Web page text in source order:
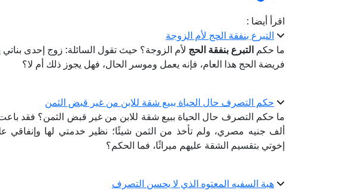
اقرأ أيضا :
التبرع بنفقة الحج لأم الزوجة
ما حكم التبرع بنفقة الحج لأم الزوجة؟ حيث تقول السائلة: زوج إحدى بناتي
فريضة الحج هذا العام، فإنه يعمل وموسر الحال، فهل يجوز ذلك أم لا؟
حكم التصرف حال الحياة ببيع شقة للابن من غير قبض الثمن
ما حكم التصرف حال الحياة ببيع شقة للابن من غير قبض الثمن؟ فقد
ألف جنيه مصري، ولم تأخذ من الثمن شيئًا؛ نظير خدمتي لها وإنفاقي
إخوتي بتقسيم الشقة عليهم ميراثًا، فما الحكم؟
هبة السفيه المعتوه الذي لا يحسن التصرف